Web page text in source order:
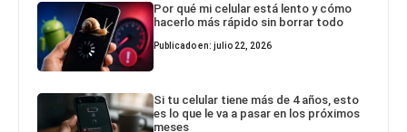
Por qué mi celular está lento y cómo
hacerlo más rápido sin borrar todo
Publicado en: julio 22, 2026
Si tu celular tiene más de 4 años, esto
es lo que le va a pasar en los próximos
meses